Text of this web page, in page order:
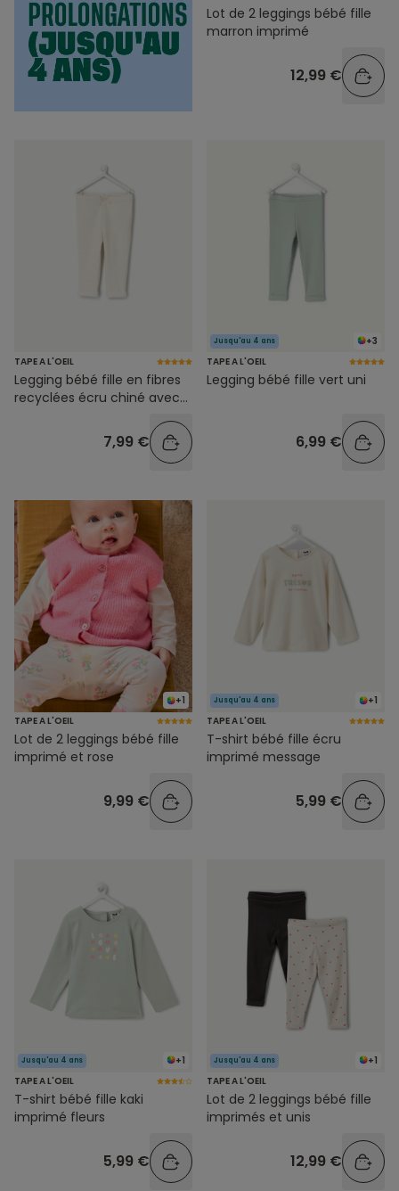
Lot de 2 leggings bébé fille
marron imprimé
12,99 €
TAPE A L'OEIL
Legging bébé fille en fibres
recyclées écru chiné avec
7,99 €
+3
Jusqu'au 4 ans
TAPE A L'OEIL
Legging bébé fille vert uni
6,99 €
+1
TAPE A L'OEIL
Lot de 2 leggings bébé fille
imprimé et rose
9,99 €
+1
Jusqu'au 4 ans
TAPE A L'OEIL
T-shirt bébé fille écru
imprimé message
5,99 €
+1
Jusqu'au 4 ans
TAPE A L'OEIL
T-shirt bébé fille kaki
imprimé fleurs
5,99 €
+1
Jusqu'au 4 ans
TAPE A L'OEIL
Lot de 2 leggings bébé fille
imprimés et unis
12,99 €